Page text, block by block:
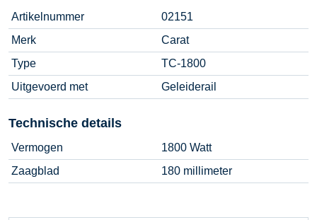
Artikelnummer
02151
Merk
Carat
Type
TC-1800
Uitgevoerd met
Geleiderail
Technische details
Vermogen
1800 Watt
Zaagblad
180 millimeter